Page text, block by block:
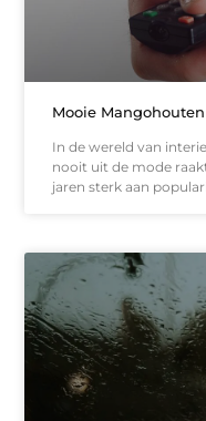
Mooie
In de wereld van
nooit uit de mode
jaren sterk aan